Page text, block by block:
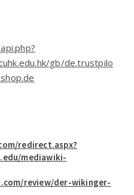
gb/de.trustpilo
redirect.aspx?
mediawiki-
review/der-wikinger-